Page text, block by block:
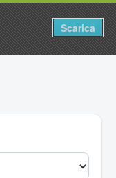
Scarica